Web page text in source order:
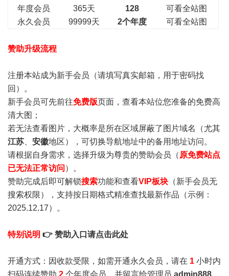
年度会员
365天 128
可看全站图
永久会员
99999天 2个年度 可看全站图
赞助升级流程
注册本站成为新手会员 （请填写真实邮箱，用于密码找
回）。
新手会员可先前往免费版页面，查看本站位您准备的免费高
清大图；
若无法查看图片，大概率是所在区域屏蔽了图片域名（尤其
江苏
安徽地区），可切换导航地址中的备用地址访问。
请根据自身需求，选择升级为尊贵的赞助会员（ 原免费站点
已无法正常访问 ）。
赞助完成后即可解锁搜索功能和查看VIP板块 （新手会员无
搜索权限），支持按日期格式精准查找最新作品（示例：
2025.12.17）。
特别说明 👉 赞助入口请点击此处
开通方式：因收款受限，如需开通永久会员，请在 1 小时内
扫码连续赞助 2 个年度会员，并留言给管理员 admin888